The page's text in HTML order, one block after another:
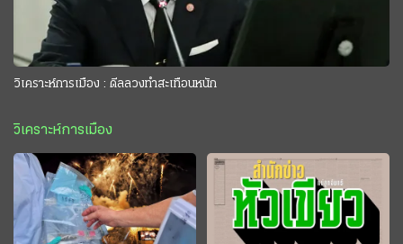
วิเคราะห์การเมือง : ดีลลวงทำสะเทือนหนัก
วิเคราะห์การเมือง